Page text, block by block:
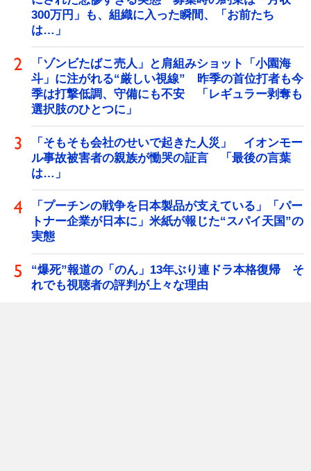
300万円」も、組織に入った瞬間、「お前たち
は…」
「ゾンビたばこ売人」と肩組みショット「小園海
斗」に注がれる“厳しい視線” 昨季の首位打者も今
季は打撃低調、守備にも不安 「レギュラー剥奪も
選択肢のひとつに」
「そもそも会社のせいで起きた人災」 イオンモー
ル事故被害者の親族が慟哭の証言 「最後の言葉
は…」
「プーチンの戦争を日本製品が支えている」「パー
トナー企業が日本に」米紙が報じた“スパイ天国”の
実態
“爆死”報道の「のん」13年ぶり連ドラ本格復帰 そ
れでも視聴者の評判が上々な理由